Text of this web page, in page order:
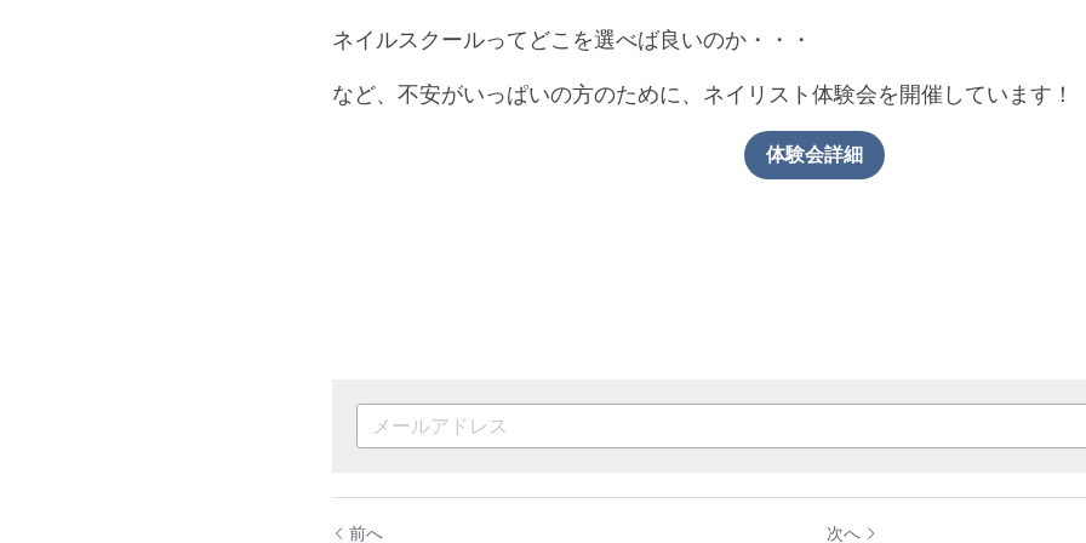
ネイルスクールってどこを選べば良いのか・・・
など、不安がいっぱいの方のために、ネイリスト体験会を開催しています！
体験会詳細
前へ 次へ